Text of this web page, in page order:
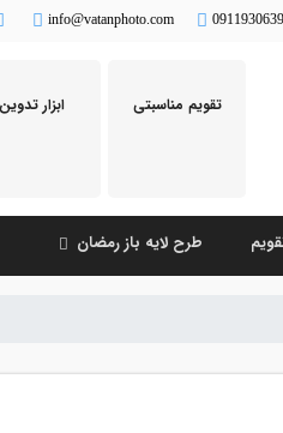
info@vatanphoto.com
ابزار تدوین تقویم مناسبتی
طرح لایه باز رمضان